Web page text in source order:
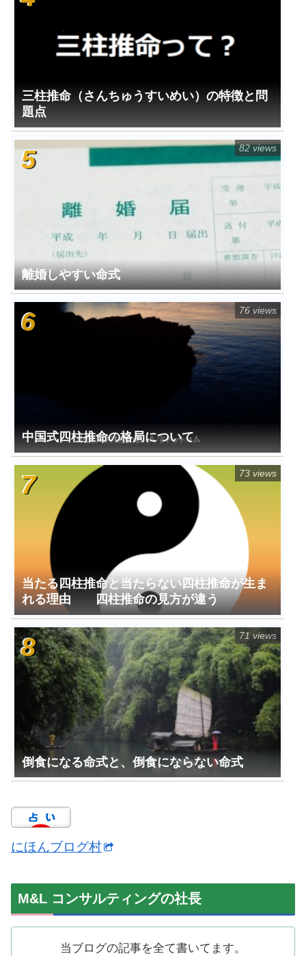
三柱推命（さんちゅうすいめい）の特徴と問
題点
離婚しやすい命式
82 views
中国式四柱推命の格局について
76 views
当たる四柱推命と当たらない四柱推命が生ま
れる理由 四柱推命の見方が違う
73 views
倒食になる命式と、倒食にならない命式
71 views
にほんブログ村
M&L コンサルティングの社長
当ブログの記事を全て書いてます。